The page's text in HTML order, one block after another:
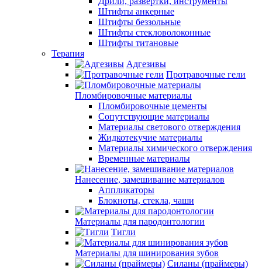
Штифты анкерные
Штифты беззольные
Штифты стекловолоконные
Штифты титановые
Терапия
Адгезивы
Протравочные гели
Пломбировочные материалы
Пломбировочные цементы
Сопутствующие материалы
Материалы светового отверждения
Жидкотекучие материалы
Материалы химического отверждения
Временные материалы
Нанесение, замешивание материалов
Аппликаторы
Блокноты, стекла, чаши
Материалы для пародонтологии
Тигли
Материалы для шинирования зубов
Силаны (праймеры)